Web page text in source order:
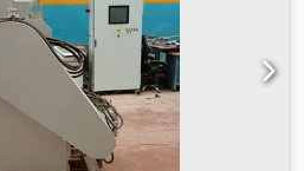
V Fāžu skaits: 3 Galvenās
iekārta -
- Pasīvais drošības žogs -
atslēdzēju - Gaisa sagatavošanas
Ja jums nepieciešama papildu
palīdzēt! Lūdzu, sazinieties
vai zvaniet uz norādīto